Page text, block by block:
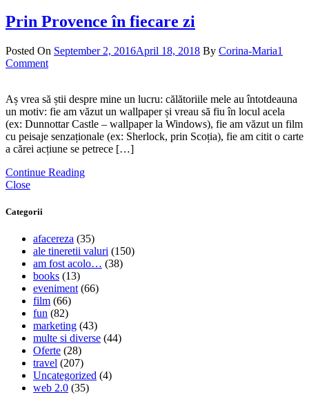
Prin Provence în fiecare zi
Posted On September 2, 2016April 18, 2018 By Corina-Maria1
Comment
Aș vrea să știi despre mine un lucru: călătoriile mele au întotdeauna
un motiv: fie am văzut un wallpaper și vreau să fiu în locul acela
(ex: Dunnottar Castle – wallpaper la Windows), fie am văzut un film
cu peisaje senzaționale (ex: Sherlock, prin Scoția), fie am citit o carte
a cărei acțiune se petrece […]
Continue Reading
Close
Categorii
afacereza (35)
ale tineretii valuri (150)
am fost acolo… (38)
books (13)
eveniment (66)
film (66)
fun (82)
marketing (43)
multe si diverse (44)
Oferte (28)
travel (207)
Uncategorized (4)
web 2.0 (35)